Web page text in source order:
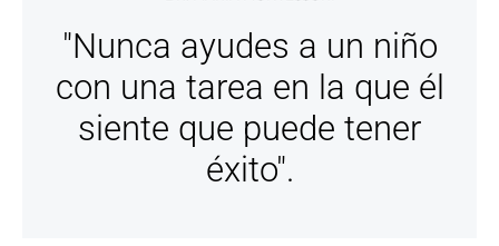
"Nunca ayudes a un niño
con una tarea en la que él
siente que puede tener
éxito".